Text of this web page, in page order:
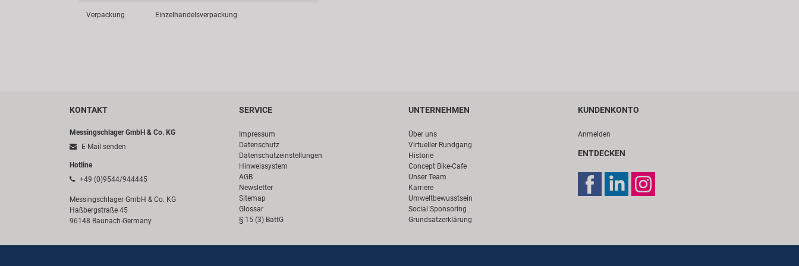
Verpackung Einzelhandelsverpackung
KONTAKT
Messingschlager GmbH & Co. KG
E-Mail senden
Hotline
+49 (0)9544/944445
Messingschlager GmbH & Co. KG
Haßbergstraße 45
96148 Baunach-Germany
SERVICE
Impressum
Datenschutz
Datenschutzeinstellungen
Hinweissystem
AGB
Newsletter
Sitemap
Glossar
§ 15 (3) BattG
UNTERNEHMEN
Über uns
Virtueller Rundgang
Historie
Concept Bike-Cafe
Unser Team
Karriere
Umweltbewusstsein
Social Sponsoring
Grundsatzerklärung
KUNDENKONTO
Anmelden
ENTDECKEN